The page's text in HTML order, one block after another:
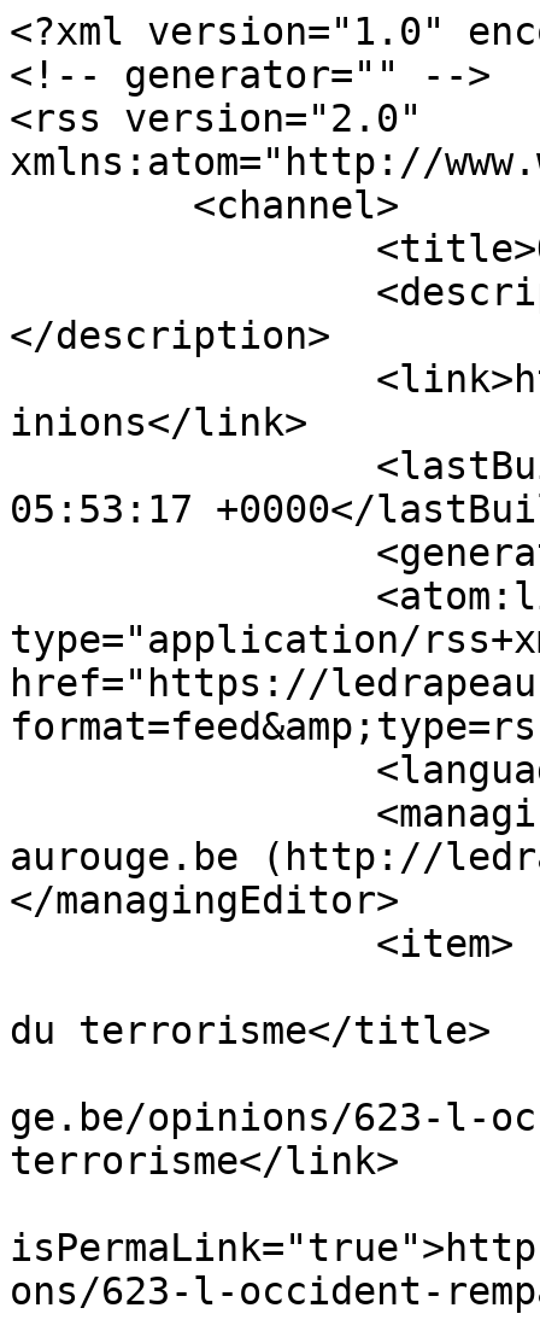
<?xml version="1.0"
<!-- generator="" -->
<rss version="2.0"
xmlns:atom="http://
</description>
inions</link>
05:53:17 +0000</
type="application/
href="https://
aurouge.be (http://
</managingEditor>
du terrorisme</title>
ge.be/opinions/623-l-
terrorisme</link>
ons/623-l-occident-